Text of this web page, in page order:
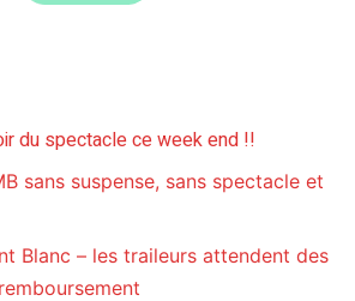
du spectacle ce week end !!
sans suspense, sans spectacle et
Blanc – les traileurs attendent des